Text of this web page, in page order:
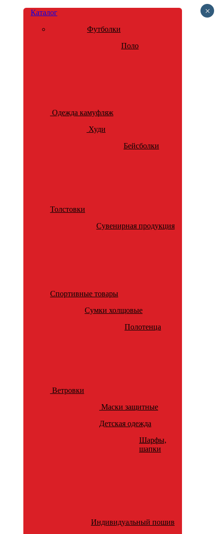
Каталог
Футболки
Поло
Одежда камуфляж
Худи
Бейсболки
Толстовки
Сувенирная продукция
Спортивные товары
Сумки холщовые
Полотенца
Ветровки
Маски защитные
Детская одежда
Шарфы,
шапки
Индивидуальный пошив
×